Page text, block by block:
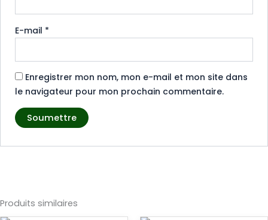
E-mail *
Enregistrer mon nom, mon e-mail et mon site dans
le navigateur pour mon prochain commentaire.
Produits similaires